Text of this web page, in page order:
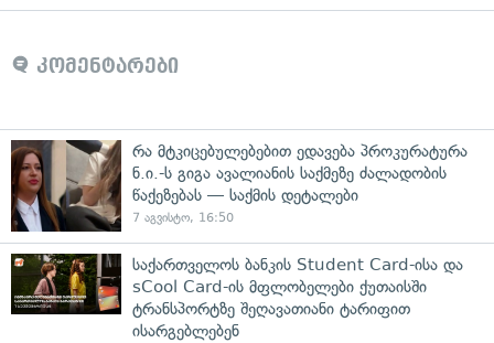
კომენტარები
რა მტკიცებულებებით ედავება პროკურატურა
ნ.ი.-ს გიგა ავალიანის საქმეზე ძალადობის
წაქეზებას — საქმის დეტალები
7 აგვისტო, 16:50
საქართველოს ბანკის Student Card-ისა და
sCool Card-ის მფლობელები ქუთაისში
ტრანსპორტზე შეღავათიანი ტარიფით
ისარგებლებენ